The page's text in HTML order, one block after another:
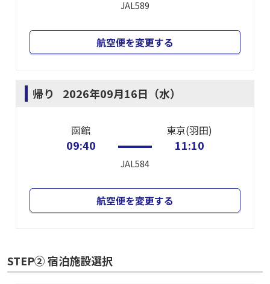
JAL589
航空便を変更する
帰り 2026年09月16日（水）
函館
09:40
JAL584
東京(羽田)
11:10
航空便を変更する
STEP② 宿泊施設選択